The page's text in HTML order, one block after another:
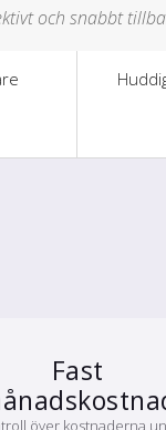
och snabbt
Fast
över kostnaderna